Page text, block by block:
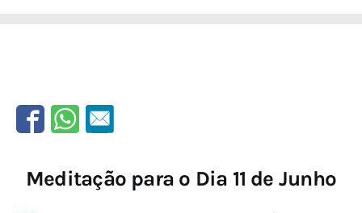
Meditação para o Dia 11 de Junho